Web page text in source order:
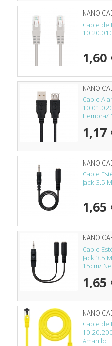
NANO
Cable de
1,60
NANO
Cable
Hembra/
1,17
NANO
Cable
Jack 3.5
1,65
NANO
Cable
Jack 3.5
15cm/
1,65
NANO
Cable de
Amarillo